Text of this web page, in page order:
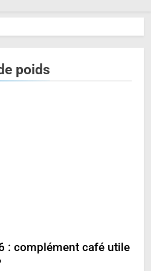
poids
: complément café utile